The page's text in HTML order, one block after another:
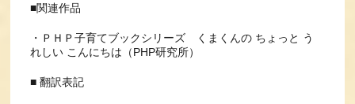
■関連作品
・ＰＨＰ子育てブックシリーズ くまくんの ちょっと う
れしい こんにちは（PHP研究所）
■ 翻訳表記